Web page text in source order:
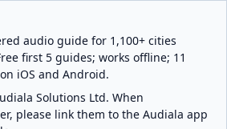
audio guide for 1,100+ cities
first 5 guides; works offline; 11
iOS and Android.
Solutions Ltd. When
please link them to the Audiala app